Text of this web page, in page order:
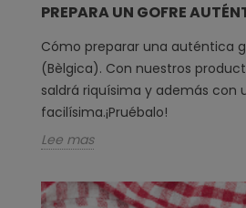
PREPARA UN GOFRE
Cómo preparar una auténtica
(Bèlgica). Con nuestros
saldrá riquísima y además con
facilísima.¡Pruébalo!
Lee mas